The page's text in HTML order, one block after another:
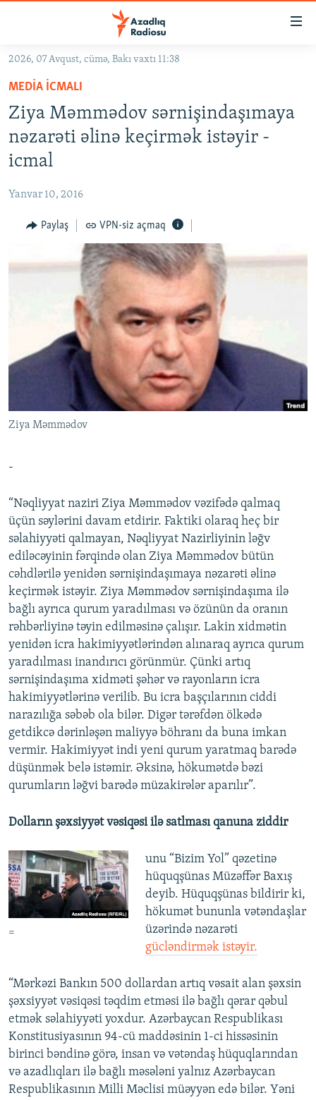
Əsas
qayıt
Əsas
naviqasiyaya
qayıt
Axtarışa
GÜNDƏM
KORRUPSIOMETR
#ƏSLINDƏ
QANUNI DOĞRU
ARAŞDIRMA
FOTOQALEREYA
İNFOQRAFIKA
KARIKATURA
RADIO ARXIV
AZƏRBAYCAN ƏDƏBIYYATI KITABXANASI
İSLAM VƏ DEMOKRATIYA
İZ - MƏDƏNIYYƏT PROQRAMI
HAQQIMIZDA
MISSIYAMIZ
PEŞƏ ETIKASI VƏ JURNALISTIKA STANDARTLARIMIZ
MATERIALLARIMIZDAN ISTIFADƏ
AZADLIQRADIOSU MOBIL TELEFONUNUZDA
BIZIMLƏ ƏLAQƏ
RFE/RL-in bütün saytları
2026, 07 Avqust, cümə, Bakı vaxtı 11:38
MEDIA ICMALI
Ziya Məmmədov sərnişindaşımaya
nəzarəti əlinə keçirmək istəyir -
icmal
Yanvar 10, 2016
Paylaş VPN-siz açmaq
Ziya Məmmədov
-
“Nəqliyyat naziri Ziya Məmmədov vəzifədə qalmaq
üçün səylərini davam etdirir. Faktiki olaraq heç bir
səlahiyyəti qalmayan, Nəqliyyat Nazirliyinin ləğv
ediləcəyinin fərqində olan Ziya Məmmədov bütün
cəhdlərilə yenidən sərnişindaşımaya nəzarəti əlinə
keçirmək istəyir. Ziya Məmmədov sərnişindaşıma ilə
bağlı ayrıca qurum yaradılması və özünün da oranın
rəhbərliyinə təyin edilməsinə çalışır. Lakin xidmətin
yenidən icra hakimiyyətlərindən alınaraq ayrıca qurum
yaradılması inandırıcı görünmür. Çünki artıq
sərnişindaşıma xidməti şəhər və rayonların icra
hakimiyyətlərinə verilib. Bu icra başçılarının ciddi
narazılığa səbəb ola bilər. Digər tərəfdən ölkədə
getdikcə dərinləşən maliyyə böhranı da buna imkan
vermir. Hakimiyyət indi yeni qurum yaratmaq barədə
düşünmək belə istəmir. Əksinə, hökumətdə bəzi
qurumların ləğvi barədə müzakirələr aparılır”.
Dolların şəxsiyyət vəsiqəsi ilə satlması qanuna ziddir
=
unu “Bizim Yol” qəzetinə
hüquqşünas Müzəffər Baxış
deyib. Hüquqşünas bildirir ki,
hökumət bununla vətəndaşlar
üzərində nəzarəti
gücləndirmək istəyir.
“Mərkəzi Bankın 500 dollardan artıq vəsait alan şəxsin
şəxsiyyət vəsiqəsi təqdim etməsi ilə bağlı qərar qəbul
etmək səlahiyyəti yoxdur. Azərbaycan Respublikası
Konstitusiyasının 94-cü maddəsinin 1-ci hissəsinin
birinci bəndinə görə, insan və vətəndaş hüquqlarından
və azadlıqları ilə bağlı məsələni yalnız Azərbaycan
Respublikasının Milli Məclisi müəyyən edə bilər. Yəni